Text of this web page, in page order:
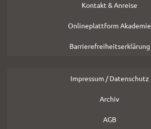
Kontakt & Anreise
Onlineplattform Akademie
Barrierefreiheitserklärung
Impressum / Datenschutz
Archiv
AGB